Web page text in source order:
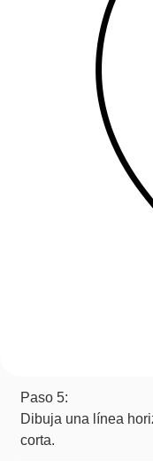
Paso 5:
Dibuja una línea
corta.